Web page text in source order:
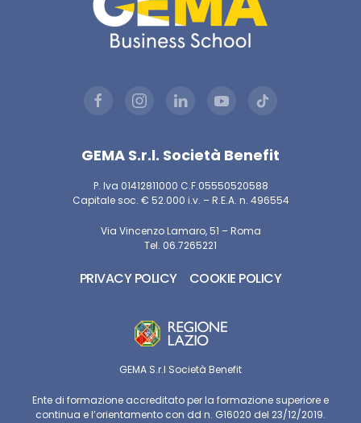
GEMA S.r.l. Società Benefit
P. Iva 01412811000 C.F.05550520588
Capitale soc. € 52.000 i.v. – R.E.A. n. 496554
Via Vincenzo Lamaro, 51 – Roma
Tel. 06.7265221
PRIVACY POLICY COOKIE POLICY
GEMA S.r.l Società Benefit
Ente di formazione accreditato per la formazione superiore e
continua e l’orientamento con dd n. G16020 del 23/12/2019.